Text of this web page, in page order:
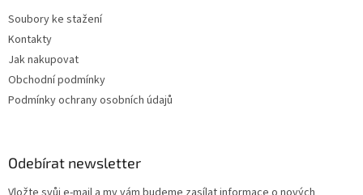
Soubory ke stažení
Kontakty
Jak nakupovat
Obchodní podmínky
Podmínky ochrany osobních údajů
Odebírat newsletter